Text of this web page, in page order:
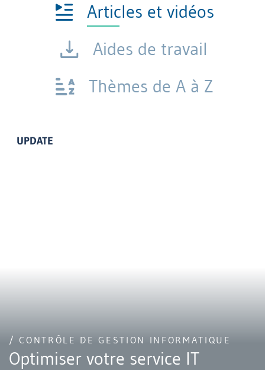
Articles et vidéos
Aides de travail
Thèmes de A à Z
UPDATE
/ CONTRÔLE DE GESTION INFORMATIQUE
Optimiser votre service IT